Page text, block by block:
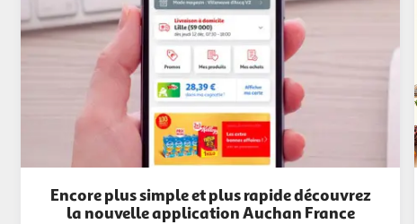
Encore plus simple et plus rapide découvrez
la nouvelle application Auchan France